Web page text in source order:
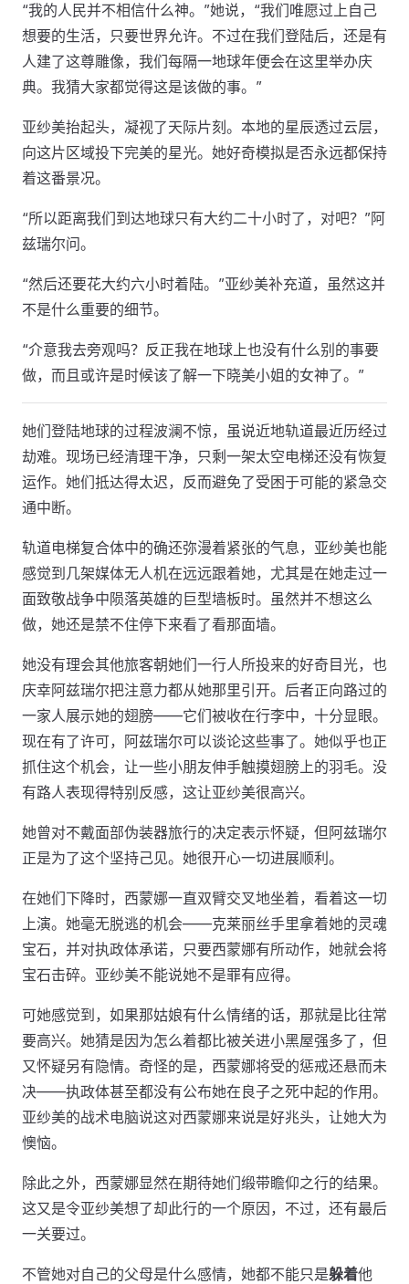
“我的人民并不相信什么神。”她说，“我们唯愿过上自己
想要的生活，只要世界允许。不过在我们登陆后，还是有
人建了这尊雕像，我们每隔一地球年便会在这里举办庆
典。我猜大家都觉得这是该做的事。”
亚纱美抬起头，凝视了天际片刻。本地的星辰透过云层，
向这片区域投下完美的星光。她好奇模拟是否永远都保持
着这番景况。
“所以距离我们到达地球只有大约二十小时了，对吧？”阿
兹瑞尔问。
“然后还要花大约六小时着陆。”亚纱美补充道，虽然这并
不是什么重要的细节。
“介意我去旁观吗？反正我在地球上也没有什么别的事要
做，而且或许是时候该了解一下晓美小姐的女神了。”
她们登陆地球的过程波澜不惊，虽说近地轨道最近历经过
劫难。现场已经清理干净，只剩一架太空电梯还没有恢复
运作。她们抵达得太迟，反而避免了受困于可能的紧急交
通中断。
轨道电梯复合体中的确还弥漫着紧张的气息，亚纱美也能
感觉到几架媒体无人机在远远跟着她，尤其是在她走过一
面致敬战争中陨落英雄的巨型墙板时。虽然并不想这么
做，她还是禁不住停下来看了看那面墙。
她没有理会其他旅客朝她们一行人所投来的好奇目光，也
庆幸阿兹瑞尔把注意力都从她那里引开。后者正向路过的
一家人展示她的翅膀——它们被收在行李中，十分显眼。
现在有了许可，阿兹瑞尔可以谈论这些事了。她似乎也正
抓住这个机会，让一些小朋友伸手触摸翅膀上的羽毛。没
有路人表现得特别反感，这让亚纱美很高兴。
她曾对不戴面部伪装器旅行的决定表示怀疑，但阿兹瑞尔
正是为了这个坚持己见。她很开心一切进展顺利。
在她们下降时，西蒙娜一直双臂交叉地坐着，看着这一切
上演。她毫无脱逃的机会——克莱丽丝手里拿着她的灵魂
宝石，并对执政体承诺，只要西蒙娜有所动作，她就会将
宝石击碎。亚纱美不能说她不是罪有应得。
可她感觉到，如果那姑娘有什么情绪的话，那就是比往常
要高兴。她猜是因为怎么着都比被关进小黑屋强多了，但
又怀疑另有隐情。奇怪的是，西蒙娜将受的惩戒还悬而未
决——执政体甚至都没有公布她在良子之死中起的作用。
亚纱美的战术电脑说这对西蒙娜来说是好兆头，让她大为
懊恼。
除此之外，西蒙娜显然在期待她们缎带瞻仰之行的结果。
这又是令亚纱美想了却此行的一个原因，不过，还有最后
一关要过。
不管她对自己的父母是什么感情，她都不能只是躲着他